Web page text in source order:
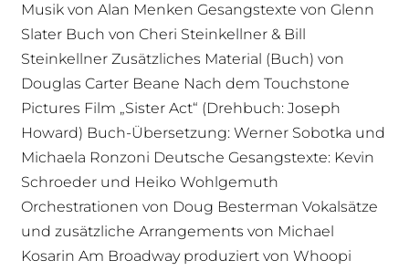
Musik von Alan Menken Gesangstexte von Glenn
Slater Buch von Cheri Steinkellner & Bill
Steinkellner Zusätzliches Material (Buch) von
Douglas Carter Beane Nach dem Touchstone
Pictures Film „Sister Act“ (Drehbuch: Joseph
Howard) Buch-Übersetzung: Werner Sobotka und
Michaela Ronzoni Deutsche Gesangstexte: Kevin
Schroeder und Heiko Wohlgemuth
Orchestrationen von Doug Besterman Vokalsätze
und zusätzliche Arrangements von Michael
Kosarin Am Broadway produziert von Whoopi